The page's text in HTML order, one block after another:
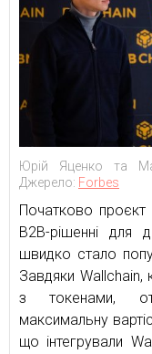
Юрій Яценко та
Джерело: Forbes
Початково
B2B-рішенні для
швидко стало
Завдяки Wallchain,
з токенами,
максимальну
що інтегрували